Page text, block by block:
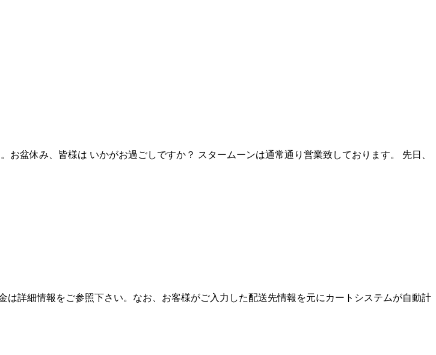
盆休み、皆様は いかがお過ごしですか？ スタームーンは通常通り営業致しております。 先日、
詳細情報をご参照下さい。なお、お客様がご入力した配送先情報を元にカートシステムが自動計